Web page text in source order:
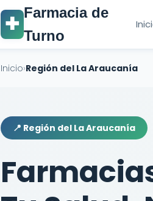
✚
Farmacia de
Turno
Inicio›Región del La Araucanía
📍 Región del La Araucanía